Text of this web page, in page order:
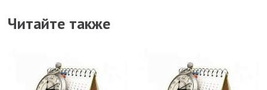
Читайте также